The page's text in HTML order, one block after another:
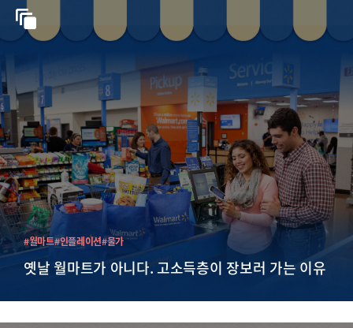
옛날 월마트가 아니다. 고소득층이 장보러 가는 이유
#월마트#인플레이션#물가